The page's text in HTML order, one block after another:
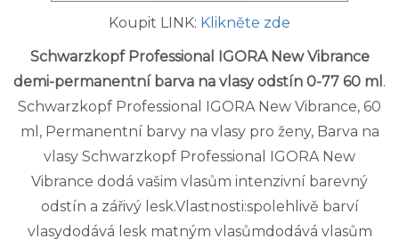
Koupit LINK: Klikněte zde
Schwarzkopf Professional IGORA New Vibrance
demi-permanentní barva na vlasy odstín 0-77 60 ml .
Schwarzkopf Professional IGORA New Vibrance, 60
ml, Permanentní barvy na vlasy pro ženy, Barva na
vlasy Schwarzkopf Professional IGORA New
Vibrance dodá vašim vlasům intenzivní barevný
odstín a zářivý lesk.Vlastnosti:spolehlivě barví
vlasydodává lesk matným vlasůmdodává vlasům